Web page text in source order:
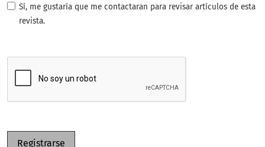
Sí, me gustaría que me contactaran para revisar artículos de esta
revista.
Registrarse